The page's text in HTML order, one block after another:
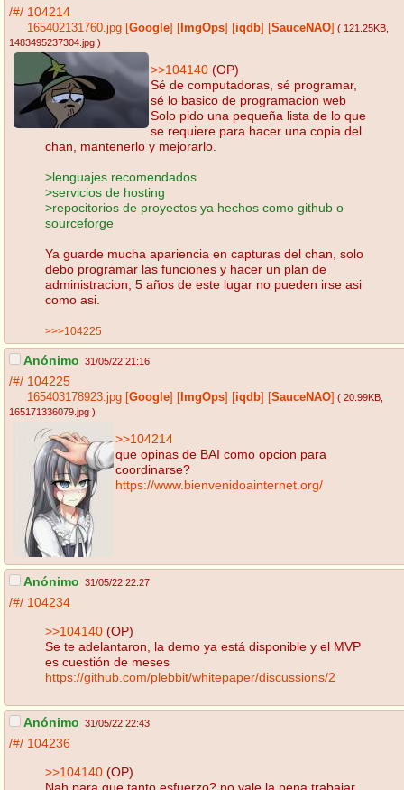
/#/ 104214
165402131760.jpg Google ImgOps iqdb SauceNAO ( 121.25KB
1483495237304.jpg )
>>104140 (OP)
Sé de computadoras, sé programar,
sé lo basico de programacion web
Solo pido una pequeña lista de lo que
se requiere para hacer una copia del
chan, mantenerlo y mejorarlo.
>lenguajes recomendados
>servicios de hosting
>repocitorios de proyectos ya hechos como github o
sourceforge
Ya guarde mucha apariencia en capturas del chan, solo
debo programar las funciones y hacer un plan de
administracion; 5 años de este lugar no pueden irse asi
como asi.
>>>104225
Anónimo 31/05/22 21:16
/#/ 104225
165403178923.jpg Google ImgOps iqdb SauceNAO ( 20.99KB
165171336079.jpg )
>>104214
que opinas de BAI como opcion para
coordinarse?
https://www.bienvenidoainternet.org/
Anónimo 31/05/22 22:27
/#/ 104234
>>104140 (OP)
Se te adelantaron, la demo ya está disponible y el MVP
es cuestión de meses
https://github.com/plebbit/whitepaper/discussions/2
Anónimo 31/05/22 22:43
/#/ 104236
>>104140 (OP)